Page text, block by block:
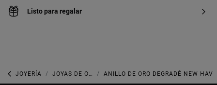
Listo para regalar
JOYERÍA JOYAS DE ORO ANILLO DE ORO DEGRADÉ NEW HAV